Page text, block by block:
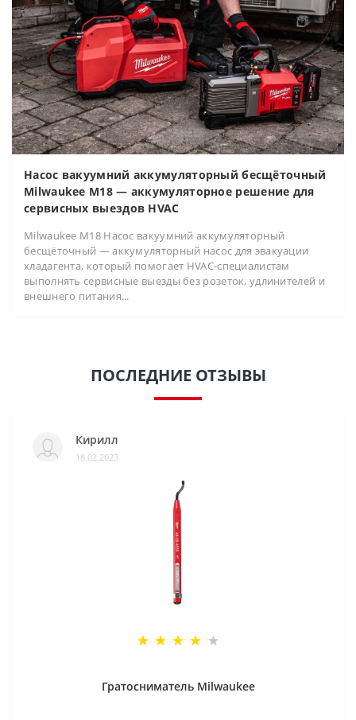
Насос вакуумний аккумуляторный бесщёточный
Milwaukee M18 — аккумуляторное решение для
сервисных выездов HVAC
Milwaukee M18 Насос вакуумний аккумуляторный
бесщёточный — аккумуляторный насос для эвакуации
хладагента, который помогает HVAC-специалистам
выполнять сервисные выезды без розеток, удлинителей и
внешнего питания...
ПОСЛЕДНИЕ ОТЗЫВЫ
Кирилл
18.02.2023
Гратосниматель Milwaukee